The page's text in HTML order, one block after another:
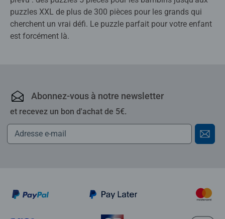
puzzles XXL de plus de 300 pièces pour les grands qui
cherchent un vrai défi. Le puzzle parfait pour votre enfant
est forcément là.
Abonnez-vous à notre newsletter
et recevez un bon d'achat de 5€.